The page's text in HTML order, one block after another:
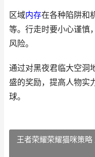
区域内存在各种陷阱和
等。行走时要小心谨慎
风险。
通过对黑夜君临大空洞
盛的奖励，提高人物实
球。
王者荣耀荣耀猫咪策